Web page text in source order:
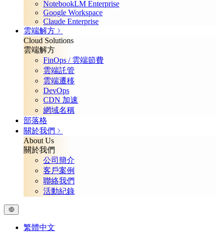
NotebookLM Enterprise
Google Workspace
Claude Enterprise
雲端解方
Cloud Solutions
雲端解方
FinOps / 雲端節費
雲端託管
雲端遷移
DevOps
CDN 加速
網域名稱
部落格
關於我們
About Us
關於我們
公司簡介
客戶案例
聯絡我們
活動紀錄
繁體中文